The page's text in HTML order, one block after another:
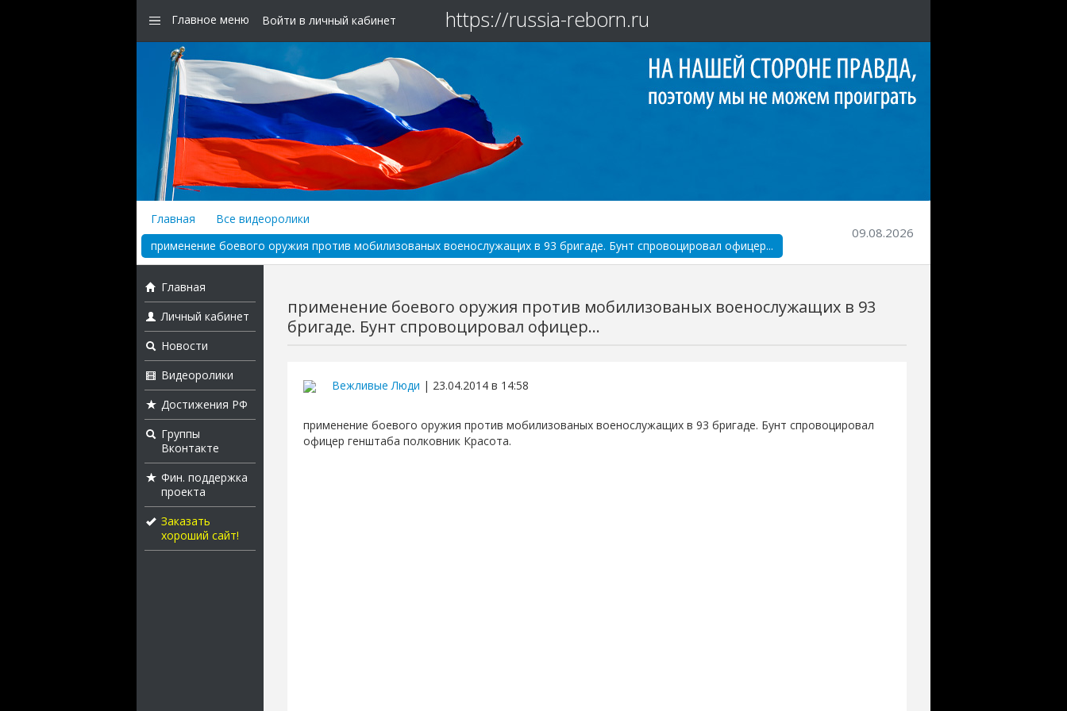
Главное меню Войти в личный кабинет https://russia-reborn.ru
Главная
Все видеоролики
применение боевого оружия против мобилизованых военослужащих в 93 бригаде. Бунт спровоцировал офицер...
09.08.2026
Главная
Личный кабинет
Новости
Видеоролики
Достижения РФ
Группы
Вконтакте
Фин. поддержка
проекта
Заказать
хороший сайт!
применение боевого оружия против мобилизованых военослужащих в 93
бригаде. Бунт спровоцировал офицер...
Вежливые Люди | 23.04.2014 в 14:58
применение боевого оружия против мобилизованых военослужащих в 93 бригаде. Бунт спровоцировал
офицер генштаба полковник Красота.